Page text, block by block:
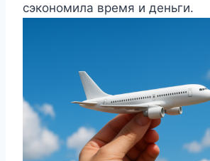
сэкономила время и деньги.